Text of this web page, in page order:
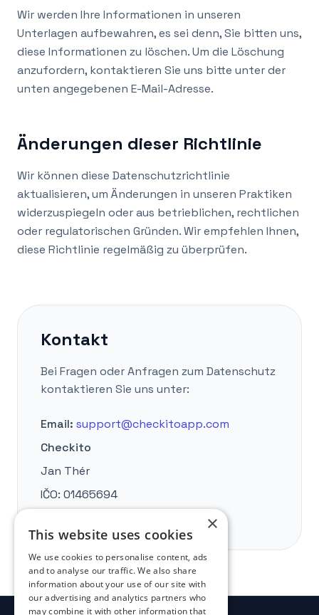
Wir werden Ihre Informationen in unseren
Unterlagen aufbewahren, es sei denn, Sie bitten uns,
diese Informationen zu löschen. Um die Löschung
anzufordern, kontaktieren Sie uns bitte unter der
unten angegebenen E-Mail-Adresse.
Änderungen dieser Richtlinie
Wir können diese Datenschutzrichtlinie
aktualisieren, um Änderungen in unseren Praktiken
widerzuspiegeln oder aus betrieblichen, rechtlichen
oder regulatorischen Gründen. Wir empfehlen Ihnen,
diese Richtlinie regelmäßig zu überprüfen.
Kontakt
Bei Fragen oder Anfragen zum Datenschutz
kontaktieren Sie uns unter:
Email: support@checkitoapp.com
Checkito
Jan Thér
IČO: 01465694
×
This website uses cookies
We use cookies to personalise content, ads
and to analyse our traffic. We also share
information about your use of our site with
our advertising and analytics partners who
may combine it with other information that